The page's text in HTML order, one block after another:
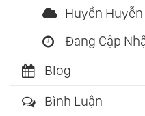
Huyền
Đang Cập
Blog
Bình Luận